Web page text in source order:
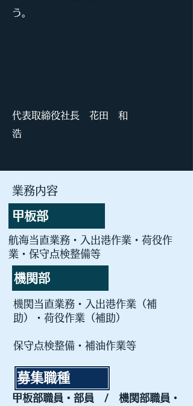
う。
代表取締役社長 花田 和
浩
​業務内容
​甲板部
​航海当直業務・入出港作業・荷役作
業・保守点検整備等
​機関部
機関当直業務・入出港作業（補
助）・荷役作業（補助）
​保守点検整備・補油作業等
​募集職種
​甲板部職員・部員 / 機関部職員・